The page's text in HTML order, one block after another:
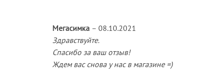
Мегасимка – 08.10.2021
Здравствуйте.
Спасибо за ваш отзыв!
Ждем вас снова у нас в магазине =)